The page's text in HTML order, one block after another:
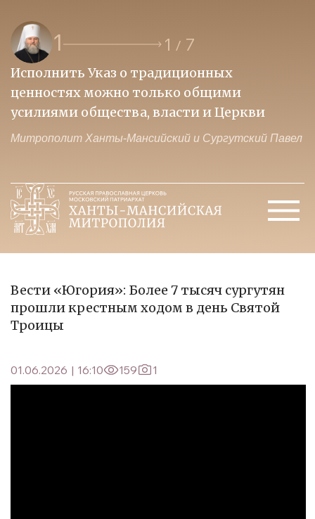
1 1 / 7
Исполнить Указ о традиционных
ценностях можно только общими
усилиями общества, власти и Церкви
Митрополит Ханты-Мансийский и Сургутский Павел
Вести «Югория»: Более 7 тысяч сургутян
прошли крестным ходом в день Святой
Троицы
01.06.2026 | 16:10 159 1